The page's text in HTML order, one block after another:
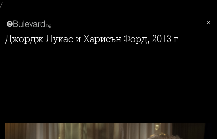
/
Джордж Лукас и Харисън Форд, 2013 г.